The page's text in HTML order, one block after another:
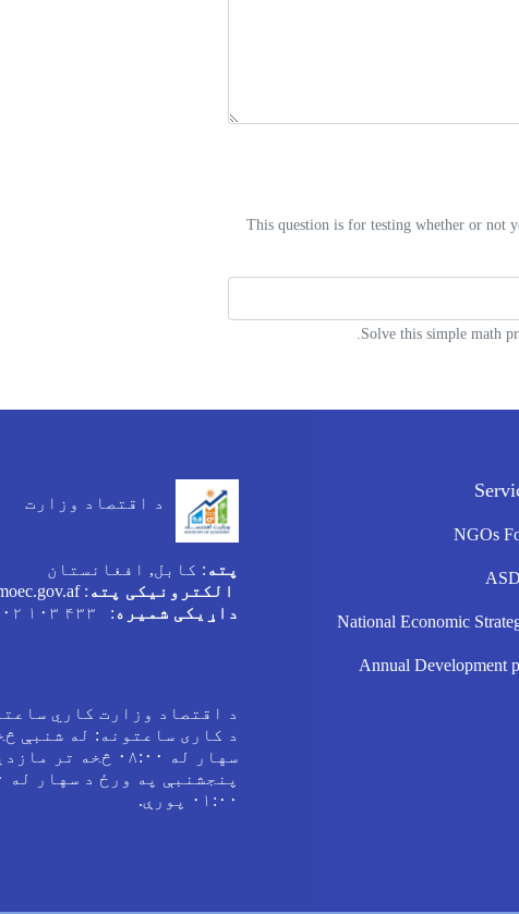
This question is for testing whether or not
Solve this simple math
NGOs
National Economic
Annual Development
د اقتصاد وزارت
پته : کابل, افغانستان
الکترونیکی پته : info@moec.gov.af
داړیکی شمیره : ۴۳۳ ۱۰۳ ۲۰۲(۰)۹۳+
د اقتصاد وزارت کاري
د کاری ساعتونه: له شنبې
۰۱:۰۰ پورې.